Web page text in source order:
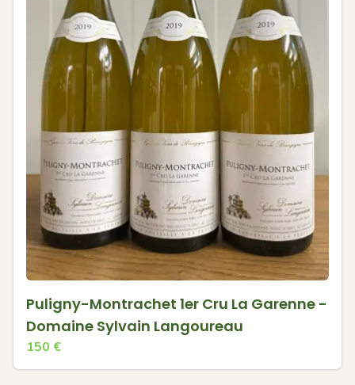
Puligny-Montrachet 1er Cru La Garenne -
Domaine Sylvain Langoureau
150 €